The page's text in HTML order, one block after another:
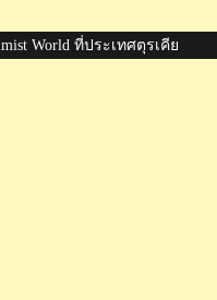
World ที่ประเทศตุรเคีย